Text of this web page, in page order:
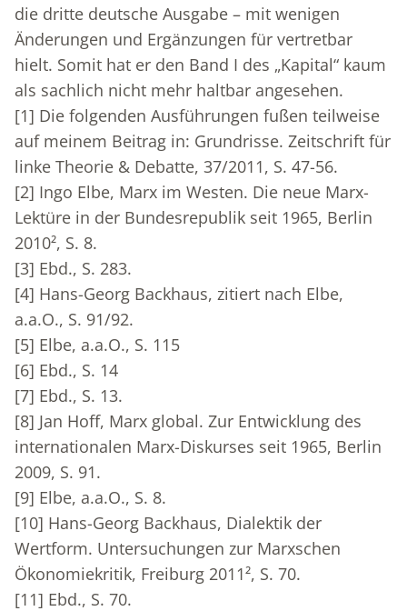
die dritte deutsche Ausgabe – mit wenigen
Änderungen und Ergänzungen für vertretbar
hielt. Somit hat er den Band I des „Kapital“ kaum
als sachlich nicht mehr haltbar angesehen.
[1] Die folgenden Ausführungen fußen teilweise
auf meinem Beitrag in: Grundrisse. Zeitschrift für
linke Theorie & Debatte, 37/2011, S. 47-56.
[2] Ingo Elbe, Marx im Westen. Die neue Marx-
Lektüre in der Bundesrepublik seit 1965, Berlin
2010², S. 8.
[3] Ebd., S. 283.
[4] Hans-Georg Backhaus, zitiert nach Elbe,
a.a.O., S. 91/92.
[5] Elbe, a.a.O., S. 115
[6] Ebd., S. 14
[7] Ebd., S. 13.
[8] Jan Hoff, Marx global. Zur Entwicklung des
internationalen Marx-Diskurses seit 1965, Berlin
2009, S. 91.
[9] Elbe, a.a.O., S. 8.
[10] Hans-Georg Backhaus, Dialektik der
Wertform. Untersuchungen zur Marxschen
Ökonomiekritik, Freiburg 2011², S. 70.
[11] Ebd., S. 70.